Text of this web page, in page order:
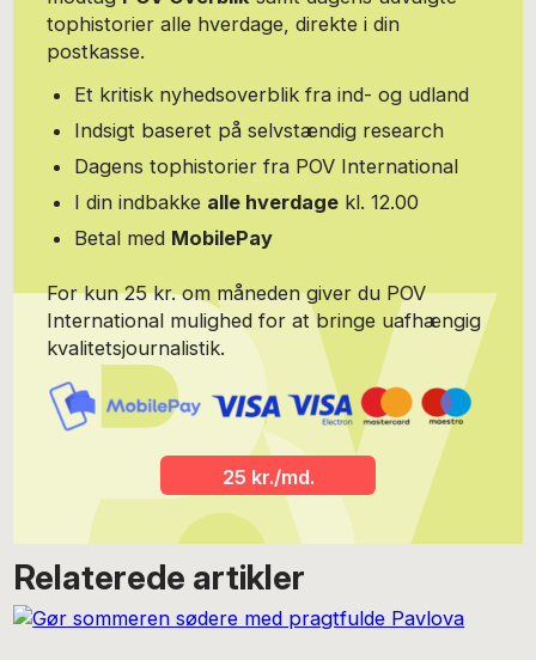
tophistorier alle hverdage, direkte i din
postkasse.
Et kritisk nyhedsoverblik fra ind- og udland
Indsigt baseret på selvstændig research
Dagens tophistorier fra POV International
I din indbakke alle hverdage kl. 12.00
Betal med MobilePay
For kun 25 kr. om måneden giver du POV
International mulighed for at bringe uafhængig
kvalitetsjournalistik.
25 kr./md.
Relaterede artikler